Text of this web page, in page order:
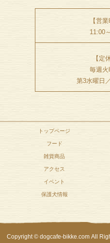
【営業
11:00
【定
毎週火
第3水曜日
トップページ
フード
雑貨商品
アクセス
イベント
保護犬情報
Copyright © dogcafe-bikke.com All